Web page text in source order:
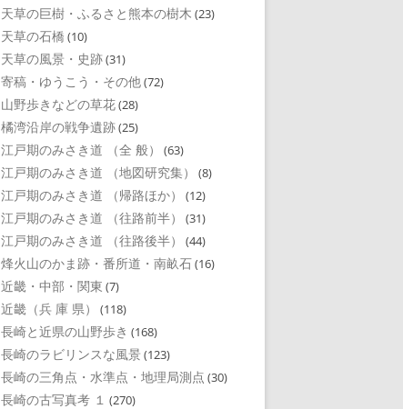
天草の巨樹・ふるさと熊本の樹木 (23)
天草の石橋 (10)
天草の風景・史跡(31)
寄稿・ゆうこう・その他(72)
山野歩きなどの草花(28)
橘湾沿岸の戦争遺跡(25)
江戸期のみさき道 （全 般） (63)
江戸期のみさき道 （地図研究集） (8)
江戸期のみさき道 （帰路ほか） (12)
江戸期のみさき道 （往路前半） (31)
江戸期のみさき道 （往路後半） (44)
烽火山のかま跡・番所道・南畝石(16)
近畿・中部・関東 (7)
近畿（兵 庫 県） (118)
長崎と近県の山野歩き (168)
長崎のラビリンスな風景 (123)
長崎の三角点・水準点・地理局測点 (30)
長崎の古写真考 １ (270)